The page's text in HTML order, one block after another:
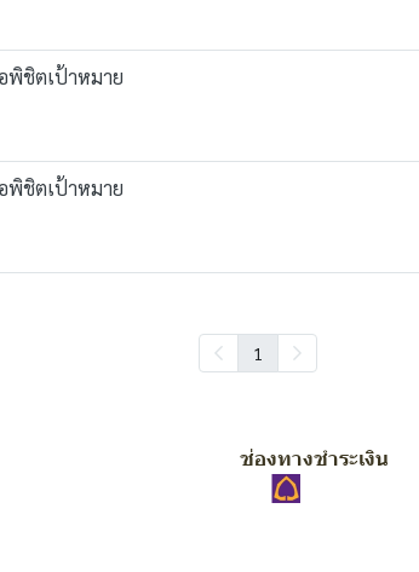
พิชิตเป้าหมาย
พิชิตเป้าหมาย
1
ช่องทางชำระเงิน